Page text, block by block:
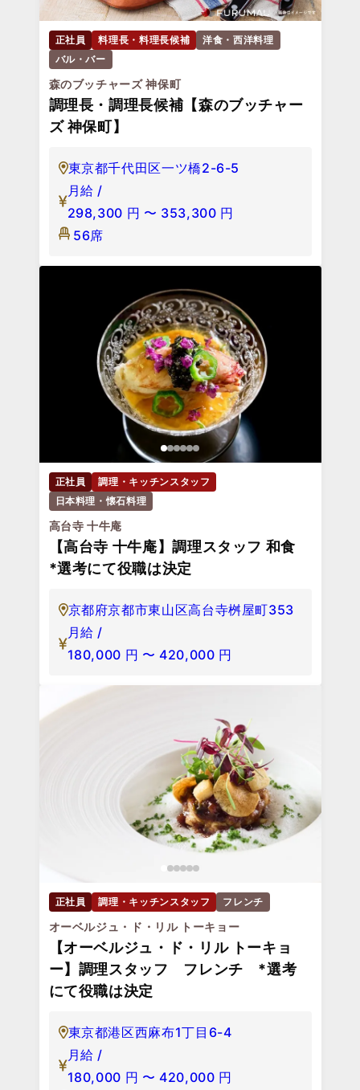
正社員 料理長・料理長候補
洋食・西洋料理
バル・バー
森のブッチャーズ 神保町
調理長・調理長候補【森のブッチャー
ズ 神保町】
東京都千代田区一ツ橋2-6-5
月給 /
298,300 円 〜 353,300 円
56席
正社員
調理・キッチンスタッフ
日本料理・懐石料理
高台寺 十牛庵
【高台寺 十牛庵】調理スタッフ 和食
*選考にて役職は決定
京都府京都市東山区高台寺桝屋町353
月給 /
180,000 円 〜 420,000 円
正社員 調理・キッチンスタッフ フレンチ
オーベルジュ・ド・リル トーキョー
【オーベルジュ・ド・リル トーキョ
ー】調理スタッフ フレンチ *選考
にて役職は決定
東京都港区西麻布1丁目6-4
月給 /
180,000 円 〜 420,000 円